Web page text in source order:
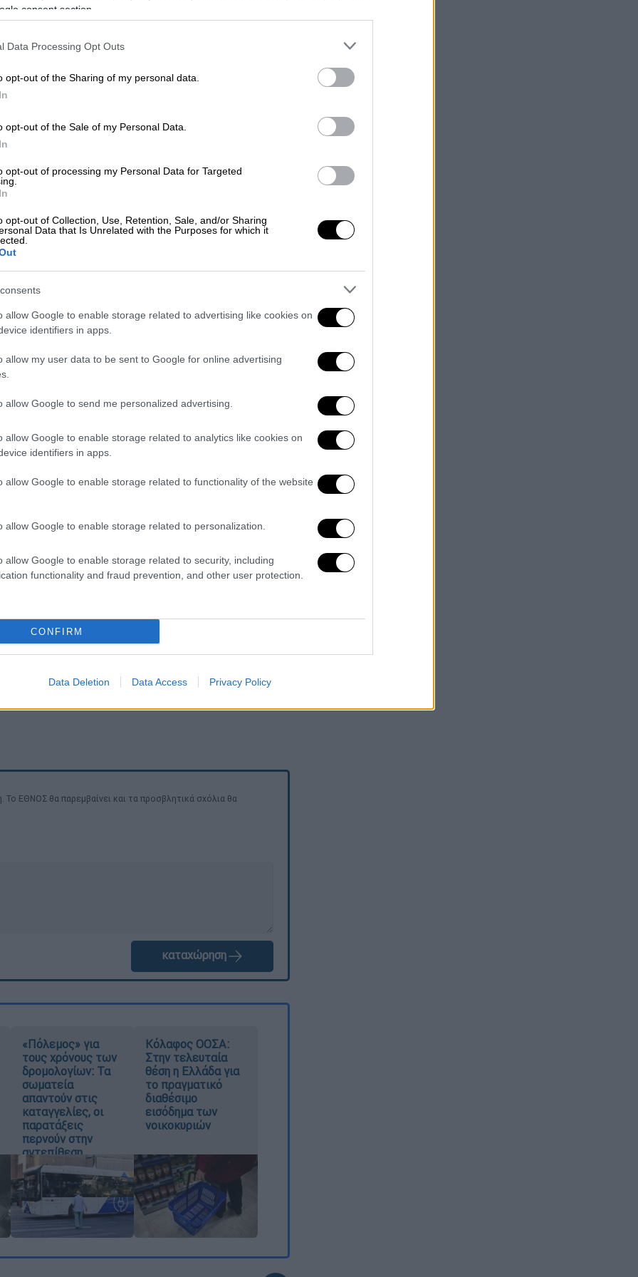
consent section.
Data Processing Opt Outs
opt-out of the Sharing of my personal data.
opt-out of the Sale of my Personal Data.
opt-out of processing my Personal Data for Targeted
opt-out of Collection, Use, Retention, Sale, and/or Sharing
Data that Is Unrelated with the Purposes for which it
allow Google to enable storage related to advertising like cookies on
identifiers in apps.
allow my user data to be sent to Google for online advertising
allow Google to send me personalized advertising.
allow Google to enable storage related to analytics like cookies on
identifiers in apps.
allow Google to enable storage related to functionality of the website
allow Google to enable storage related to personalization.
allow Google to enable storage related to security, including
functionality and fraud prevention, and other user protection.
CONFIRM
Data Deletion Data Access Privacy Policy
τον β' γύρο; Σε θέσεις μάχης τα
την προεδρία του ΠΑΣΟΚ
πολίτη»
τον πέτυχαν έξω από εκλογικό κέντρο του
ψήφισε απάντησε ότι το έκανε
πολίτη».
ένα προοδευτικό μέτωπο για εναλλακτική
με τη νεοφιλελεύθερη
. Εξηγώντας σε ποιον αποστέλλονται τα
υπάρχει εναλλακτική και είναι μήνυμα
εκεί μέσα, είχαμε πάλι τρελά στην
ότι υπάρχουν και αλλού πορτοκαλίες
γραμμές ανάμεσα στα δύο κόμματα.
υποστήριξε.
Κασσελάκηςκαι την υποψηφιότητα του
του τα έχω πει».
ΕΘΝΟΣ θα παρεμβαίνει και τα προσβλητικά σχόλια θα
καταχώρηση
«Πόλεμος» για
τους χρόνους των
δρομολογίων: Τα
σωματεία
απαντούν στις
καταγγελίες, οι
παρατάξεις
περνούν στην
αντεπίθεση
Κόλαφος ΟΟΣΑ:
Στην τελευταία
θέση η Ελλάδα για
το πραγματικό
διαθέσιμο
εισόδημα των
νοικοκυριών